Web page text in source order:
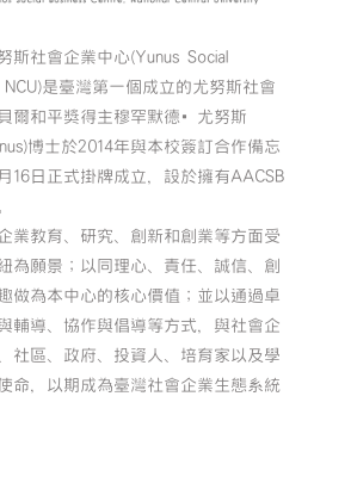
斯社會企業中心(Yunus Social
NCU)是臺灣第一個成立的尤努斯社會
爾和平獎得主穆罕默德•尤努斯
博士於2014年與本校簽訂合作備忘
16日正式掛牌成立，設於擁有AACSB
業教育、研究、創新和創業等方面受
為願景；以同理心、責任、誠信、創
做為本中心的核心價值；並以通過卓
輔導、協作與倡導等方式，與社會企
社區、政府、投資人、培育家以及學
命，以期成為臺灣社會企業生態系統